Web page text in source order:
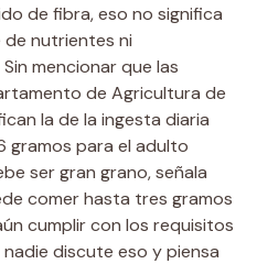
de fibra, eso no significa
nutrientes ni
mencionar que las
de Agricultura de
la de la ingesta diaria
gramos para el adulto
ser gran grano, señala
comer hasta tres gramos
cumplir con los requisitos
discute eso y piensa